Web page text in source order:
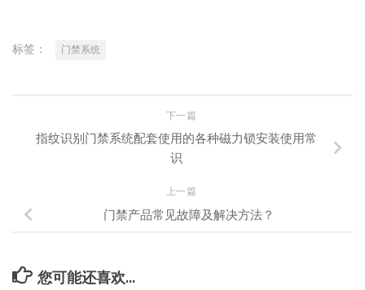
标签： 门禁系统
下一篇
指纹识别门禁系统配套使用的各种磁力锁安装使用常
识
上一篇
门禁产品常见故障及解决方法？
您可能还喜欢...